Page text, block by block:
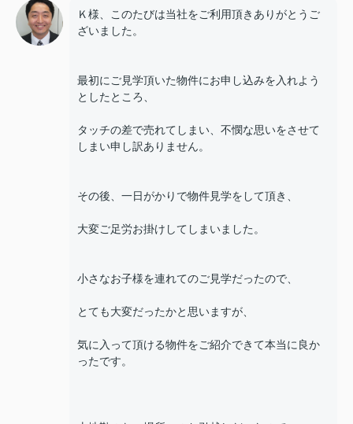
Ｋ様、このたびは当社をご利用頂きありがとうご
ざいました。
最初にご見学頂いた物件にお申し込みを入れよう
としたところ、
タッチの差で売れてしまい、不憫な思いをさせて
しまい申し訳ありません。
その後、一日がかりで物件見学をして頂き、
大変ご足労お掛けしてしまいました。
小さなお子様を連れてのご見学だったので、
とても大変だったかと思いますが、
気に入って頂ける物件をご紹介できて本当に良か
ったです。